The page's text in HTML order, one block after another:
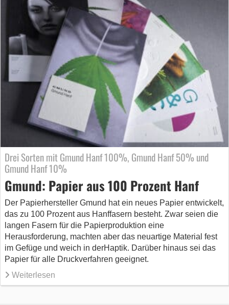
Drei Sorten mit Gmund Hanf 100%, Gmund Hanf 50% und
Gmund Hanf 10%
Gmund: Papier aus 100 Prozent Hanf
Der Papierhersteller Gmund hat ein neues Papier entwickelt,
das zu 100 Prozent aus Hanffasern besteht. Zwar seien die
langen Fasern für die Papierproduktion eine
Herausforderung, machten aber das neuartige Material fest
im Gefüge und weich in derHaptik. Darüber hinaus sei das
Papier für alle Druckverfahren geeignet.
Weiterlesen